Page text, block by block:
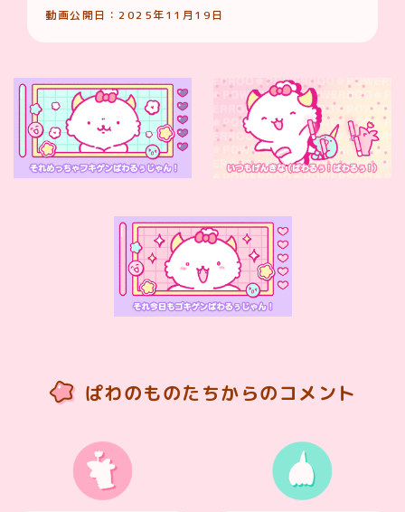
動画公開日：2025年11月19日
ぱわのものたちからのコメント